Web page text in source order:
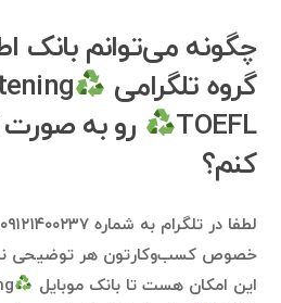
چگونه می‌توانم بانک
گروه تلگرامی
TOEFL
رو به
کنم؟
خصوص کسب‌وکارتون هر توضیحی
این امکان هست تا بانک موبایل